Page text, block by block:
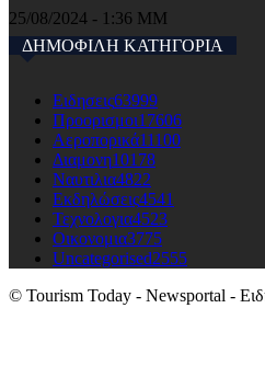
25/08/2024 - 1:36 ΜΜ
ΔΗΜΟΦΙΛΗ ΚΑΤΗΓΟΡΙΑ
Ειδησεις63999
Προορισμοι17606
Αεροπορικά11100
Διαμονη10178
Ναυτιλια4822
Εκδηλώσεις4541
Τεχνολογια4523
Οικονομια3775
Uncategorised2555
© Tourism Today - Newsportal -